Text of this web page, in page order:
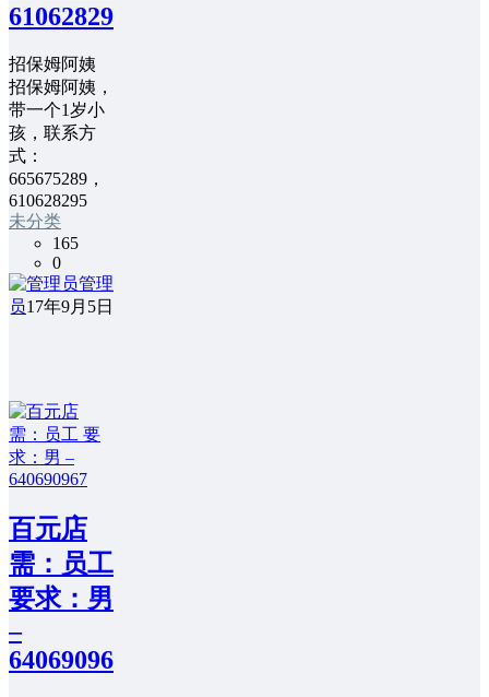
610628295
招保姆阿姨
招保姆阿姨，
带一个1岁小
孩，联系方
式：
665675289，
610628295
未分类
165
0
管理
员17年9月5日
百元店
需：员工
要求：男
–
640690967